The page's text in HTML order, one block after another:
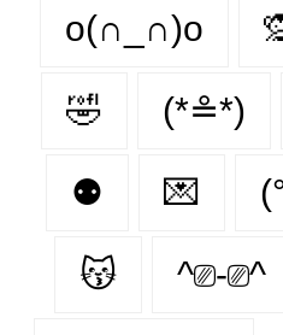
o(∩_∩)o
🤣 (*≗*)
⚉ 💌
😽 ^⎚-⎚^